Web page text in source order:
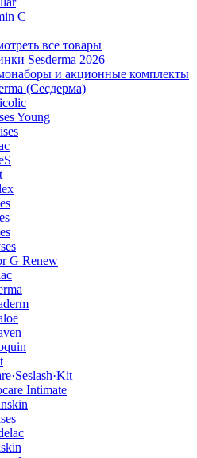
C
все товары
Sesderma 2026
и акционные комплекты
(Сесдерма)
Young
G Renew
Intimate